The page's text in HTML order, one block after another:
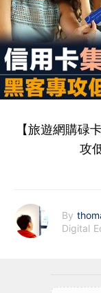
【旅遊網購碌
攻
By
Digital